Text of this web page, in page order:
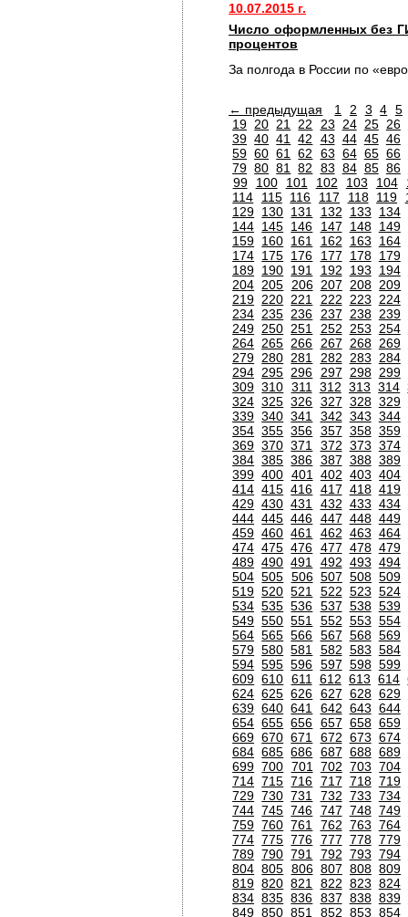
10.07.2015 г.
Число оформленных без
процентов
За полгода в России по
← предыдущая 1 2 3 4 5
19 20 21 22 23 24 25 26
39 40 41 42 43 44 45 46
59 60 61 62 63 64 65 66
79 80 81 82 83 84 85 86
99
100 101 102 103 104
114
115 116 117 118 119
129 130 131 132 133 134
144 145 146 147 148 149
159 160 161 162 163 164
174 175 176 177 178 179
189 190 191 192 193 194
204 205 206 207 208 209
219 220 221 222 223 224
234 235 236 237 238 239
249 250 251 252 253 254
264 265 266 267 268 269
279 280 281 282 283 284
294 295 296 297 298 299
309 310 311 312 313 314
324 325 326 327 328 329
339 340 341 342 343 344
354 355 356 357 358 359
369 370 371 372 373 374
384 385 386 387 388 389
399 400 401 402 403 404
414 415 416 417 418 419
429 430 431 432 433 434
444 445 446 447 448 449
459 460 461 462 463 464
474 475 476 477 478 479
489 490 491 492 493 494
504 505 506 507 508 509
519 520 521 522 523 524
534 535 536 537 538 539
549 550 551 552 553 554
564 565 566 567 568 569
579 580 581 582 583 584
594 595 596 597 598 599
609 610 611 612 613 614
624 625 626 627 628 629
639 640 641 642 643 644
654 655 656 657 658 659
669 670 671 672 673 674
684 685 686 687 688 689
699 700 701 702 703 704
714 715 716 717 718 719
729 730 731 732 733 734
744 745 746 747 748 749
759 760 761 762 763 764
774 775 776 777 778 779
789 790 791 792 793 794
804 805 806 807 808 809
819 820 821 822 823 824
834 835 836 837 838 839
849 850 851 852 853 854